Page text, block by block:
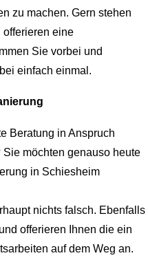
zu machen. Gern stehen
offerieren eine
Sie vorbei und
einfach einmal.
Beratung in Anspruch
möchten genauso heute
in Schiesheim
nichts falsch. Ebenfalls
offerieren Ihnen die ein
auf dem Weg an.